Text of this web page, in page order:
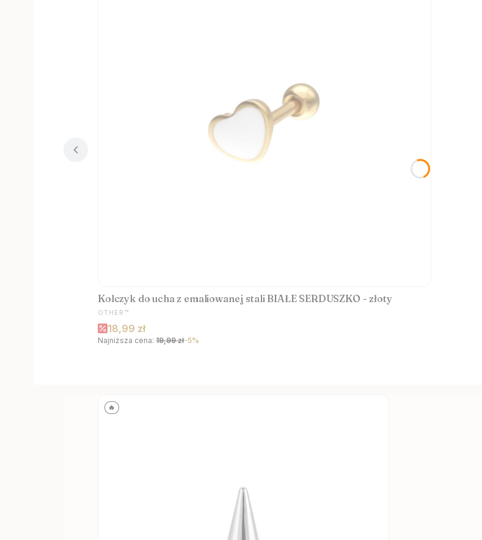
Kolczyk do ucha z emaliowanej stali BIAŁE SERDUSZKO - złoty
PRODUCENT
OTHER™
Cena promocyjna
18,99 zł
Najniższa cena: 19,99 zł-5%
🔥